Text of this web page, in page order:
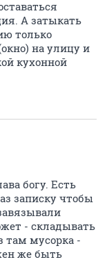
А затыкать
только
на улицу и
кухонной
богу. Есть
записку чтобы
- складывать
там мусорка -
же быть